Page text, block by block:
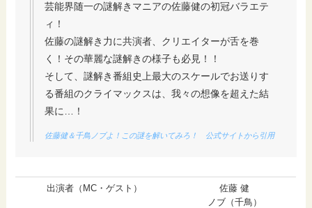
芸能界随一の謎解きマニアの佐藤健の初冠バラエテ
ィ！
佐藤の謎解き力に共演者、クリエイターが舌を巻
く！その華麗な謎解きの様子も必見！！
そして、謎解き番組史上最大のスケールでお送りす
る番組のクライマックスは、我々の想像を超えた結
果に…！
佐藤健＆千鳥ノブよ！この謎を解いてみろ！ 公式サイトから引用
出演者（MC・ゲスト）
佐藤 健
ノブ（千鳥）